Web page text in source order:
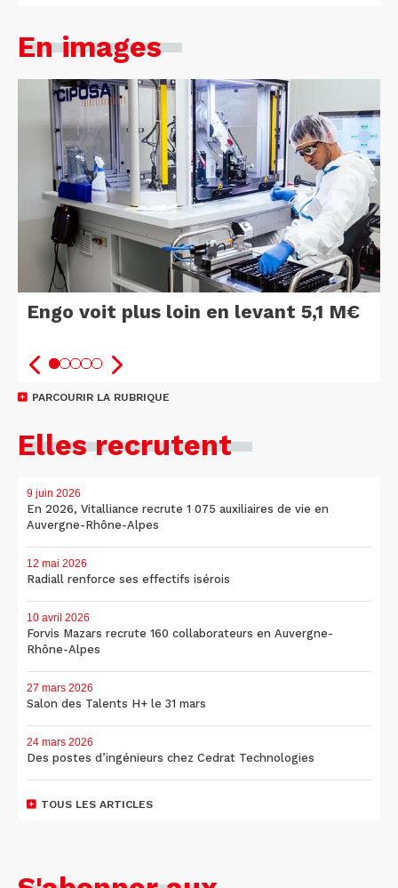
En images
Engo voit plus loin en levant 5,1 M€
PARCOURIR LA RUBRIQUE
Elles recrutent
9 juin 2026
En 2026, Vitalliance recrute 1 075 auxiliaires de vie en
Auvergne-Rhône-Alpes
12 mai 2026
Radiall renforce ses effectifs isérois
10 avril 2026
Forvis Mazars recrute 160 collaborateurs en Auvergne-
Rhône-Alpes
27 mars 2026
Salon des Talents H+ le 31 mars
24 mars 2026
Des postes d’ingénieurs chez Cedrat Technologies
TOUS LES ARTICLES